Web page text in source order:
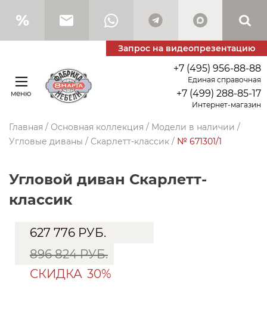
Запрос на видеопрезентацию
меню
+7 (495) 956-88-88
Единая справочная
+7 (499) 288-85-17
Интернет-магазин
Главная / Основная коллекция / Модели в наличии /
Угловые диваны / Скарлетт-классик / № 671301/1
угловой диван Скарлетт-
классик
627 776 РУБ.
896 824 РУБ.
СКИДКА 30%